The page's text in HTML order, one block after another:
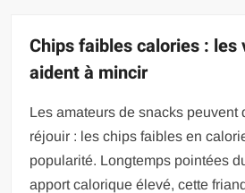
Chips faibles calories : les
aident à mincir
Les amateurs de snacks peuvent
réjouir : les chips faibles en
popularité. Longtemps pointées
apport calorique élevé, cette